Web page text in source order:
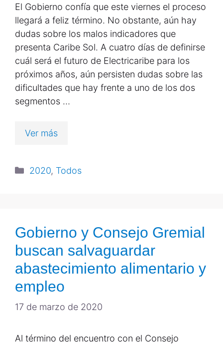
El Gobierno confía que este viernes el proceso
llegará a feliz término. No obstante, aún hay
dudas sobre los malos indicadores que
presenta Caribe Sol. A cuatro días de definirse
cuál será el futuro de Electricaribe para los
próximos años, aún persisten dudas sobre las
dificultades que hay frente a uno de los dos
segmentos …
Ver más
2020, Todos
Gobierno y Consejo Gremial
buscan salvaguardar
abastecimiento alimentario y
empleo
17 de marzo de 2020
Al término del encuentro con el Consejo